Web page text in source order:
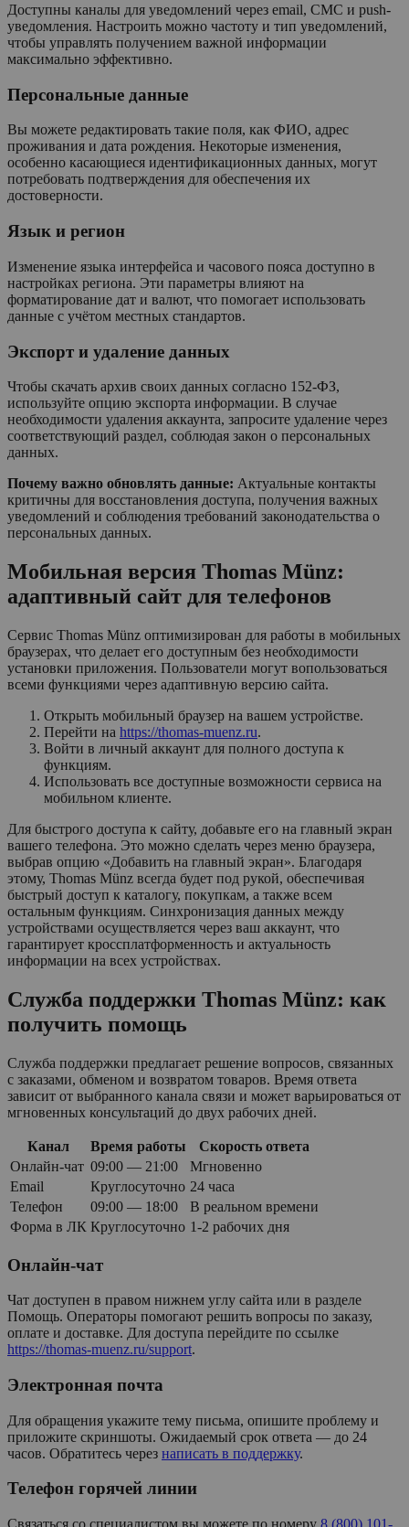
Доступны каналы для уведомлений через email, СМС и push-
уведомления. Настроить можно частоту и тип уведомлений,
чтобы управлять получением важной информации
максимально эффективно.
Персональные данные
Вы можете редактировать такие поля, как ФИО, адрес
проживания и дата рождения. Некоторые изменения,
особенно касающиеся идентификационных данных, могут
потребовать подтверждения для обеспечения их
достоверности.
Язык и регион
Изменение языка интерфейса и часового пояса доступно в
настройках региона. Эти параметры влияют на
форматирование дат и валют, что помогает использовать
данные с учётом местных стандартов.
Экспорт и удаление данных
Чтобы скачать архив своих данных согласно 152-ФЗ,
используйте опцию экспорта информации. В случае
необходимости удаления аккаунта, запросите удаление через
соответствующий раздел, соблюдая закон о персональных
данных.
Почему важно обновлять данные: Актуальные контакты
критичны для восстановления доступа, получения важных
уведомлений и соблюдения требований законодательства о
персональных данных.
Мобильная версия Thomas Münz:
адаптивный сайт для телефонов
Сервис Thomas Münz оптимизирован для работы в мобильных
браузерах, что делает его доступным без необходимости
установки приложения. Пользователи могут вопользоваться
всеми функциями через адаптивную версию сайта.
Открыть мобильный браузер на вашем устройстве.
Перейти на https://thomas-muenz.ru.
Войти в личный аккаунт для полного доступа к
функциям.
Использовать все доступные возможности сервиса на
мобильном клиенте.
Для быстрого доступа к сайту, добавьте его на главный экран
вашего телефона. Это можно сделать через меню браузера,
выбрав опцию «Добавить на главный экран». Благодаря
этому, Thomas Münz всегда будет под рукой, обеспечивая
быстрый доступ к каталогу, покупкам, а также всем
остальным функциям. Синхронизация данных между
устройствами осуществляется через ваш аккаунт, что
гарантирует кроссплатформенность и актуальность
информации на всех устройствах.
Служба поддержки Thomas Münz: как
получить помощь
Служба поддержки предлагает решение вопросов, связанных
с заказами, обменом и возвратом товаров. Время ответа
зависит от выбранного канала связи и может варьироваться от
мгновенных консультаций до двух рабочих дней.
Канал Время работы
Скорость ответа
Онлайн-чат 09:00 — 21:00
Мгновенно
Email
Круглосуточно 24 часа
Телефон
09:00 — 18:00
В реальном времени
Форма в ЛК Круглосуточно 1-2 рабочих дня
Онлайн-чат
Чат доступен в правом нижнем углу сайта или в разделе
Помощь. Операторы помогают решить вопросы по заказу,
оплате и доставке. Для доступа перейдите по ссылке
https://thomas-muenz.ru/support.
Электронная почта
Для обращения укажите тему письма, опишите проблему и
приложите скриншоты. Ожидаемый срок ответа — до 24
часов. Обратитесь через написать в поддержку.
Телефон горячей линии